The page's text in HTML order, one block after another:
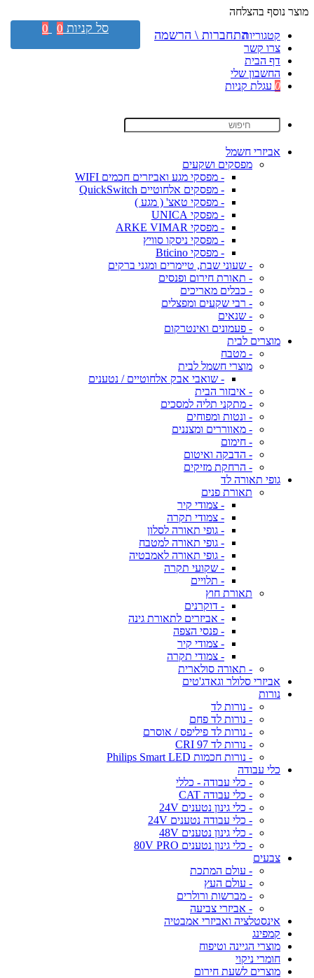
מוצר נוסף בהצלחה
קטגוריות
צרו קשר
דף הבית
החשבון שלי
0 עגלת קניות
אביזרי חשמל
מפסקים ושקעים
- מפסקי מגע ואביזרים חכמים WIFI
- מפסקים אלחוטיים QuickSwitch
- מפסקי טאצ' ( מגע )
- מפסקי UNICA
- מפסקי ARKE VIMAR
- מפסקי ניסקו סוויץ
- מפסקי Bticino
- שעוני שבת, טיימרים ומגני ברקים
- תאורת חירום ופנסים
- כבלים מאריכים
- רבי שקעים ומפצלים
- שנאים
- פעמונים ואינטרקום
מוצרים לבית
- מטבח
מוצרי חשמל לבית
- שואבי אבק אלחוטיים / נטענים
- איבזור הבית
- מתקני תליה למסכים
- ונטות ומפוחים
- מאווררים ומצננים
- חימום
- הדבקה ואיטום
- הרחקת מזיקים
גופי תאורה לד
תאורת פנים
- צמודי קיר
- צמודי תקרה
- גופי תאורה לסלון
- גופי תאורה למטבח
- גופי תאורה לאמבטיה
- שקועי תקרה
- תלויים
תאורת חוץ
- דוקרנים
- אביזרים לתאורת גינה
- פנסי הצפה
- צמודי קיר
- צמודי תקרה
- תאורה סולארית
אביזרי סלולר וגאדג'טים
נורות
- נורות לד
- נורות לד פחם
- נורות לד פיליפס / אוסרם
- נורות לד CRI 97
- נורות חכמות Philips Smart LED
כלי עבודה
- כלי עבודה - כללי
- כלי עבודה CAT
- כלי גינון נטענים 24V
- כלי עבודה נטענים 24V
- כלי גינון נטענים 48V
- כלי גינון נטענים 80V PRO
צבעים
- עולם המתכת
- עולם העץ
- מברשות ורולרים
- אביזרי צביעה
אינסטלציה ואביזרי אמבטיה
קמפינג
מוצרי הגיינה וטיפוח
חומרי ניקוי
מוצרים לשעת חירום
התחברות \ הרשמה סל קניות 0
0